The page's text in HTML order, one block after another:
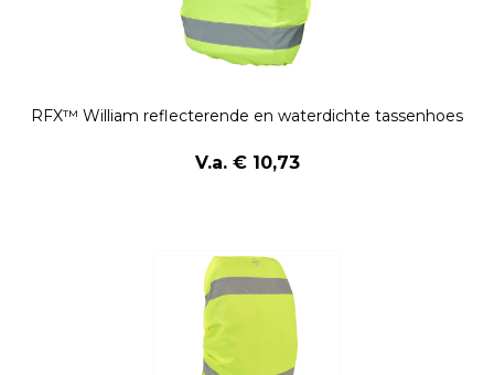
RFX™ William reflecterende en waterdichte tassenhoes
V.a. € 10,73